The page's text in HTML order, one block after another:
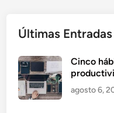
Últimas Entradas
Cinco
agosto 6,